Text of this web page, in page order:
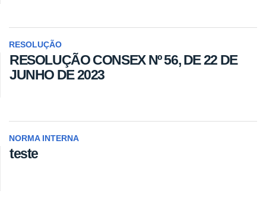
RESOLUÇÃO
RESOLUÇÃO CONSEX Nº 56, DE 22 DE
JUNHO DE 2023
NORMA INTERNA
teste